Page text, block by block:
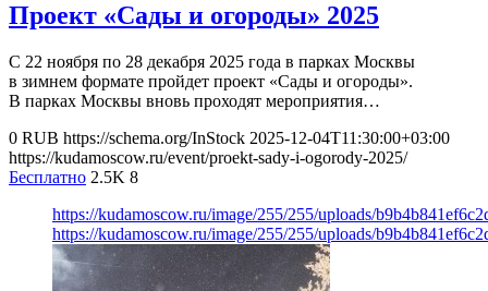
Проект «Сады и огороды» 2025
С 22 ноября по 28 декабря 2025 года в парках Москвы
в зимнем формате пройдет проект «Сады и огороды».
В парках Москвы вновь проходят мероприятия…
0 RUB https://schema.org/InStock 2025-12-04T11:30:00+03:00
https://kudamoscow.ru/event/proekt-sady-i-ogorody-2025/
Бесплатно 2.5K 8
https://kudamoscow.ru/image/255/255/uploads/
https://kudamoscow.ru/image/255/255/uploads/